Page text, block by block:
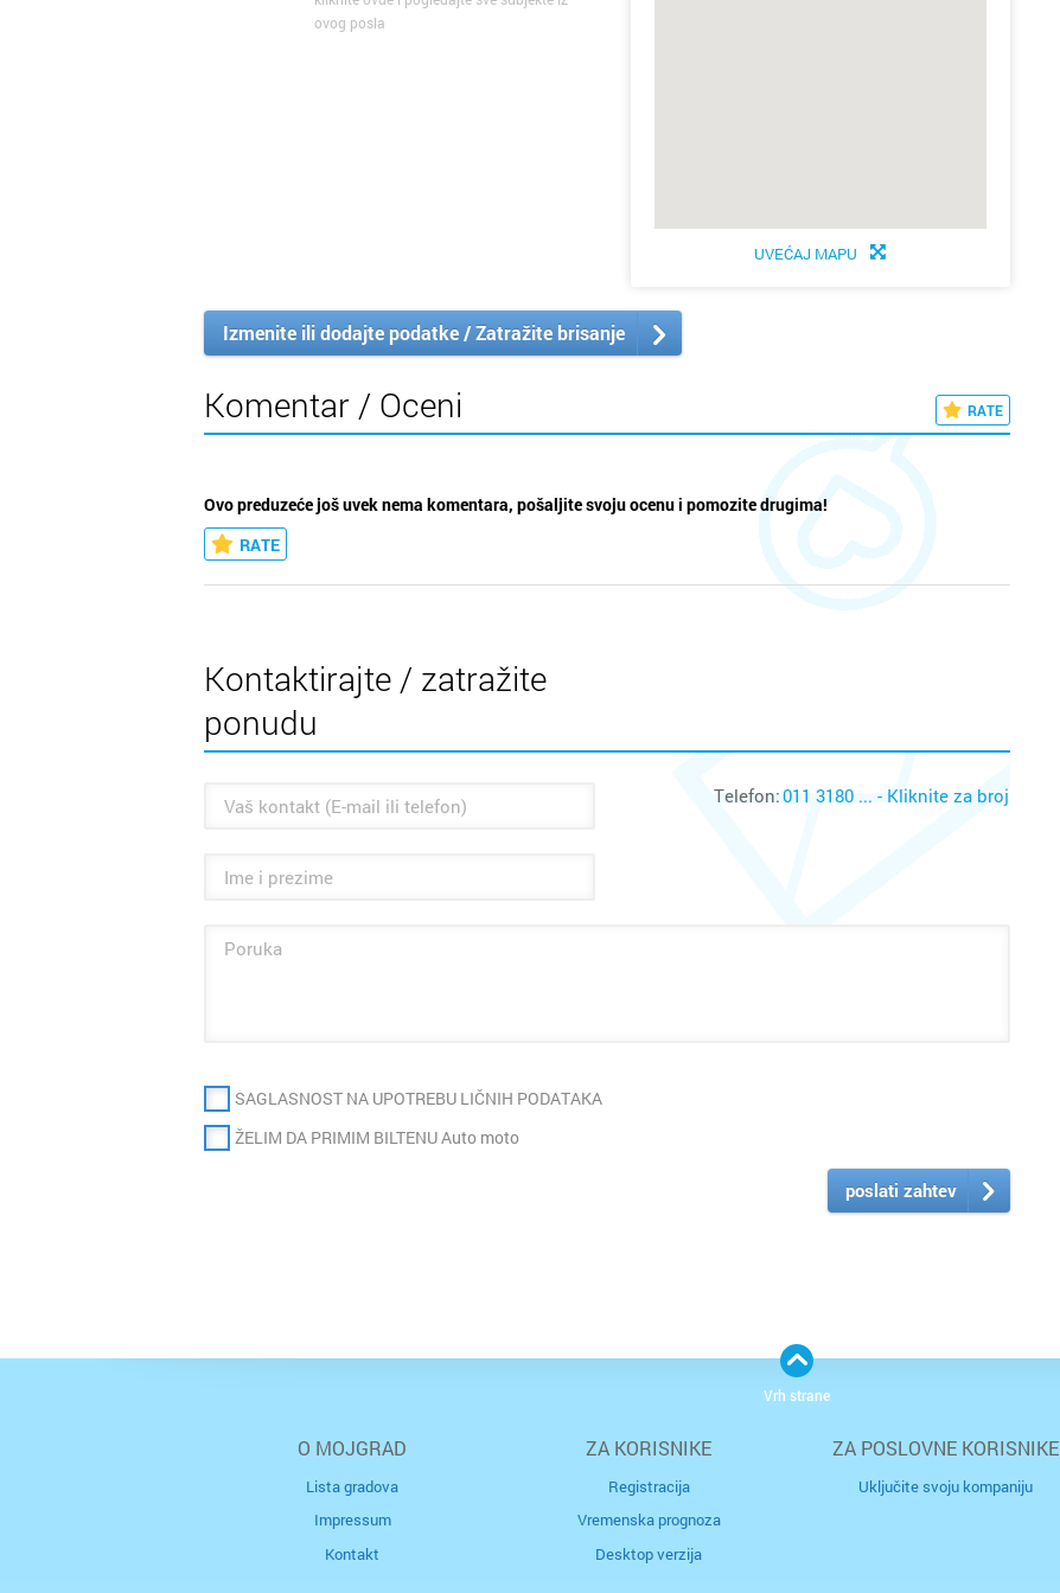
ovog posla
UVEĆAJ MAPU
Izmenite ili dodajte podatke / Zatražite brisanje
Komentar / Oceni RATE
Ovo preduzeće još uvek nema komentara, pošaljite svoju ocenu i pomozite drugima!
RATE
Kontaktirajte / zatražite
ponudu
Telefon:011 3180 ... - Kliknite za broj
SAGLASNOST NA UPOTREBU LIČNIH PODATAKA
ŽELIM DA PRIMIM BILTENU Auto moto
poslati zahtev
O MOJGRAD
Lista gradova
Impressum
Kontakt
ZA KORISNIKE
Registracija
Vremenska prognoza
Desktop verzija
ZA POSLOVNE KORISNIKE
Uključite svoju kompaniju
Vrh strane